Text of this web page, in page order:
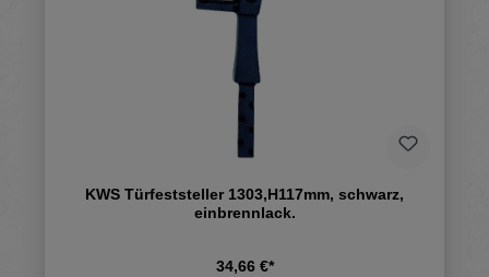
KWS Türfeststeller 1303,H117mm, schwarz,
einbrennlack.
34,66 €*